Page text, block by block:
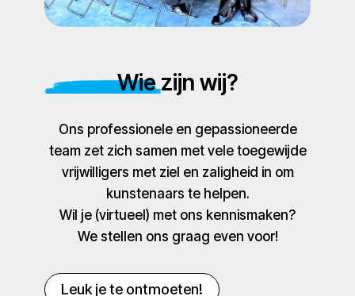
Wie zijn wij?
Ons professionele en gepassioneerde
team zet zich samen met vele toegewijde
vrijwilligers met ziel en zaligheid in om
kunstenaars te helpen.
Wil je (virtueel) met ons kennismaken?
We stellen ons graag even voor!
Leuk je te ontmoeten!